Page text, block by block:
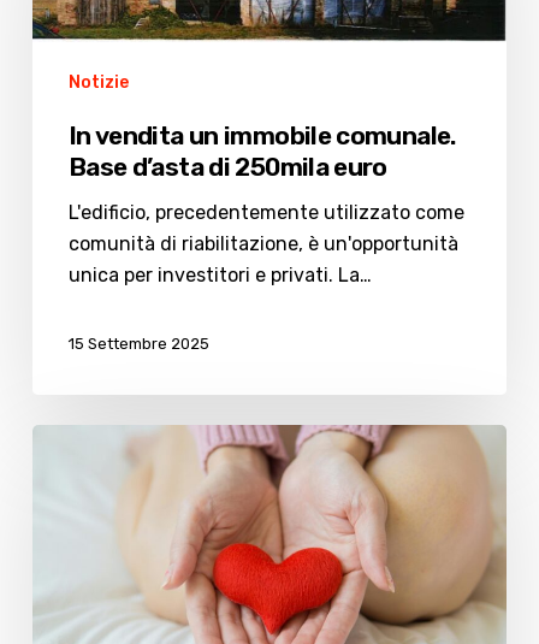
comunale.
d’asta
250mila
euro
Notizie
In vendita un immobile comunale.
Base d’asta di 250mila euro
L'edificio, precedentemente utilizzato come
comunità di riabilitazione, è un'opportunità
unica per investitori e privati. La…
15 Settembre 2025
assistita: